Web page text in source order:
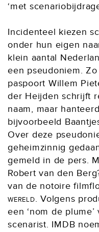
‘met
Incidenteel kiezen
onder hun eigen
klein aantal
een pseudoniem. Zo
paspoort Willem
der Heijden schrijft
naam, maar
bijvoorbeeld
Over deze
geheimzinnig
gemeld in de pers.
Robert van den
van de notoire
wereld. Volgens
een ‘nom de
scenarist. IMDB